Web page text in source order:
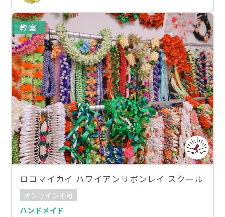
教室
ロコマイカイ ハワイアンリボンレイ スクール
オンライン不可
ハンドメイド